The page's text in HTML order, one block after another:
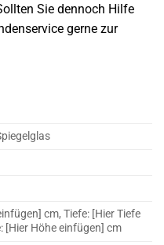
Sie dennoch Hilfe
gerne zur
cm, Tiefe: [Hier Tiefe
[Hier Höhe einfügen] cm